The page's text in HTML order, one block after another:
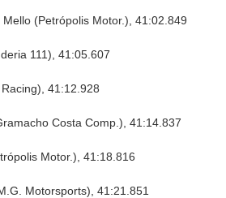
(Petrópolis Motor.), 41:02.849
111), 41:05.607
41:12.928
Costa Comp.), 41:14.837
Motor.), 41:18.816
Motorsports), 41:21.851